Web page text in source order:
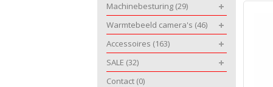
Machinebesturing (29)
Warmtebeeld camera's (46)
Accessoires (163)
SALE (32)
Contact (0)